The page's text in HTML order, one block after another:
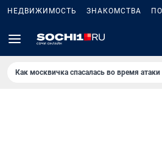
НЕДВИЖИМОСТЬ ЗНАКОМСТВА
Как москвичка спасалась во время